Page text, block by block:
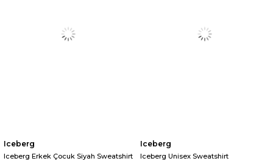
Iceberg
Iceberg Erkek Çocuk Siyah Sweatshirt
Iceberg
Iceberg Unisex Sweatshirt